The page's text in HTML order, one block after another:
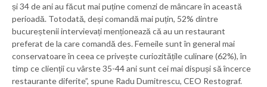
și 34 de ani au făcut mai puține comenzi de mâncare în această
perioadă. Totodată, deși comandă mai puțin, 52% dintre
bucureștenii intervievați menționează că au un restaurant
preferat de la care comandă des. Femeile sunt în general mai
conservatoare în ceea ce privește curiozitățile culinare (62%), în
timp ce clienții cu vârste 35-44 ani sunt cei mai dispuși să încerce
restaurante diferite”, spune Radu Dumitrescu, CEO Restograf.